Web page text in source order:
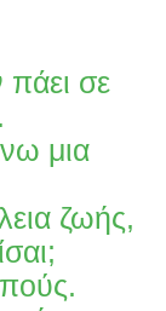
σε
μια
ζωής,